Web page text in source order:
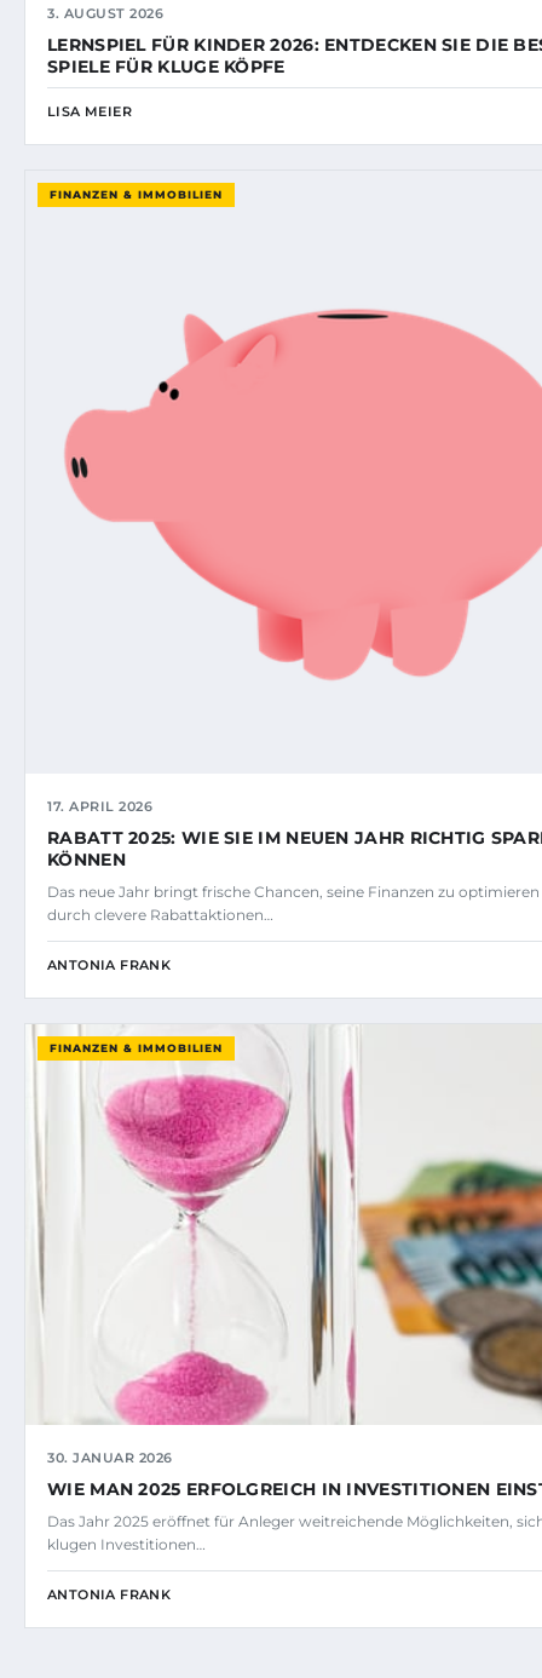
3. AUGUST 2026
LERNSPIEL FÜR KINDER 2026: ENTDECKEN SIE DIE
SPIELE FÜR KLUGE KÖPFE
LISA MEIER
FINANZEN & IMMOBILIEN
17. APRIL 2026
RABATT 2025: WIE SIE IM NEUEN JAHR RICHTIG
KÖNNEN
Das neue Jahr bringt frische Chancen, seine Finanzen zu
durch clevere Rabattaktionen…
ANTONIA FRANK
FINANZEN & IMMOBILIEN
30. JANUAR 2026
WIE MAN 2025 ERFOLGREICH IN INVESTITIONEN
Das Jahr 2025 eröffnet für Anleger weitreichende Möglichkeiten,
klugen Investitionen…
ANTONIA FRANK